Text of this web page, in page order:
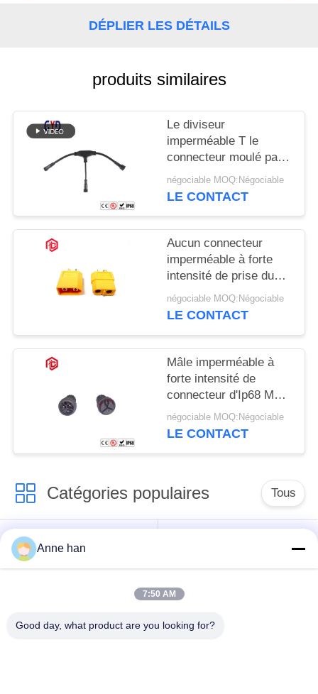
DÉPLIER LES DÉTAILS
produits similaires
Le diviseur
imperméable T le
connecteur moulé par
manière des
connecteurs 3 de fil de
négociable MOQ:Négociable
LE CONTACT
Aucun connecteur
imperméable à forte
intensité de prise du
connecteur T des fils
Xt60
négociable MOQ:Négociable
LE CONTACT
Mâle imperméable à
forte intensité de
connecteur d'Ip68 M23
et prise femelle
négociable MOQ:Négociable
LE CONTACT
Catégories populaires Tous
Connecteur circulaire
imperméable
basse tension
imperméable de
Support de la lampe
Anne han
7:50 AM
Good day, what product are you looking for?